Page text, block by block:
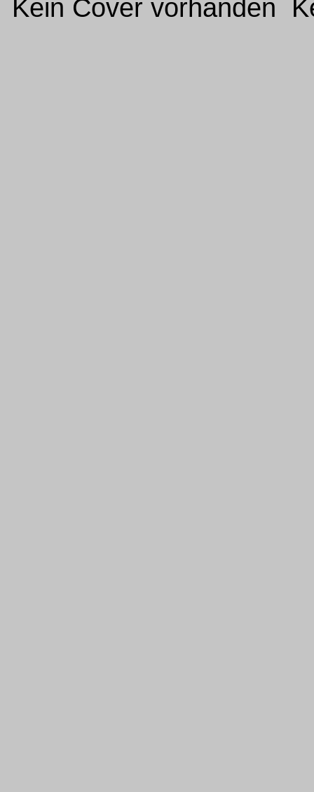
Kein Cover vorhanden